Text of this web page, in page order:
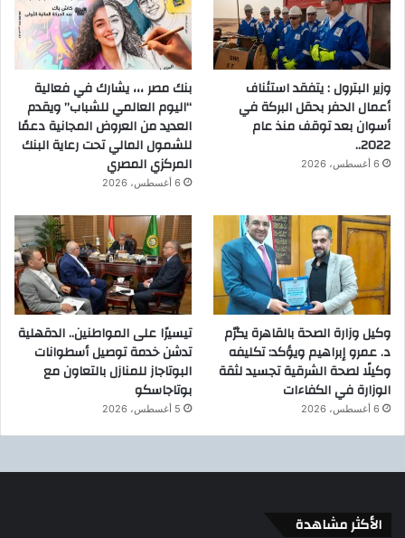
وزير البترول : يتفقد استئناف
أعمال الحفر بحقل البركة في
أسوان بعد توقف منذ عام
2022..
6 أغسطس، 2026
بنك مصر ،،، يشارك في فعالية
“اليوم العالمي للشباب” ويقدم
العديد من العروض المجانية دعمًا
للشمول المالي تحت رعاية البنك
المركزي المصري
6 أغسطس، 2026
وكيل وزارة الصحة بالقاهرة يكرّم
د. عمرو إبراهيم ويؤكد: تكليفه
وكيلًا لصحة الشرقية تجسيد لثقة
الوزارة في الكفاءات
6 أغسطس، 2026
تيسيرًا على المواطنين.. الدقهلية
تدشن خدمة توصيل أسطوانات
البوتاجاز للمنازل بالتعاون مع
بوتاجاسكو
5 أغسطس، 2026
الأكثر مشاهدة